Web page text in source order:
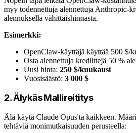
myy todennettuja alennettuja Anthropic-
alennuksella vähittäishinnasta.
Esimerkki:
OpenClaw-käyttäjä käyttää 500 $/
Osta alennettuja krediittejä 50 %
Uusi hinta: 250 $/kuukausi
Vuosisäästö: 3 000 $
2. Älykäs Mallireititys
Älä käytä Claude Opus'ta kaikkeen.
tehtäviä monimutkaisuuden perusteella: